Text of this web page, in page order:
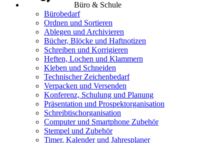
Büro & Schule
Bürobedarf
Ordnen und Sortieren
Ablegen und Archivieren
Bücher, Blöcke und Haftnotizen
Schreiben und Korrigieren
Heften, Lochen und Klammern
Kleben und Schneiden
Technischer Zeichenbedarf
Verpacken und Versenden
Konferenz, Schulung und Planung
Präsentation und Prospektorganisation
Schreibtischorganisation
Computer und Smartphone Zubehör
Stempel und Zubehör
Timer, Kalender und Jahresplaner